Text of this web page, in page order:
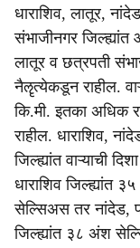
धाराशिव, लातूर,
संभाजीनगर
लातूर व छत्रपती
नैॡत्येकडून राहील.
कि.मी. इतका अधिक
राहील. धाराशिव,
जिल्ह्यांत वाऱ्याची
धाराशिव जिल्ह्यांत
सेल्सिअस तर नांदेड,
जिल्ह्यांत ३८ अंश